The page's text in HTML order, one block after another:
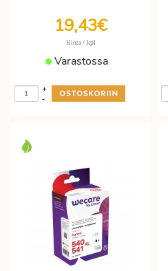
19,43€
Hinta / kpl
Varastossa
-
+